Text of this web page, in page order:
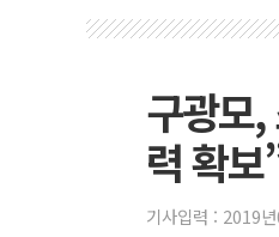
구광모,
력 확보
기사입력 : 2019